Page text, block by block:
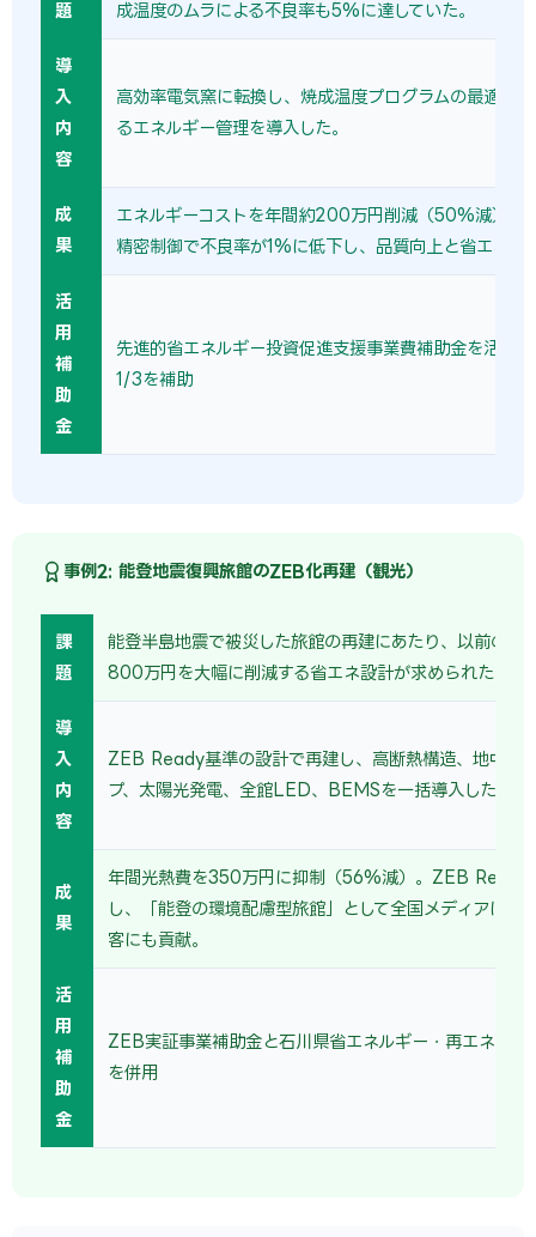
題
成温度のムラによる不良率も5%に達していた。
導
入
内
容
高効率電気窯に転換し、焼成温度プログラムの最適化
るエネルギー管理を導入した。
成
果
エネルギーコストを年間約200万円削減（50%減）。
精密制御で不良率が1%に低下し、品質向上と省エネを
活
用
補
助
金
先進的省エネルギー投資促進支援事業費補助金を活用
1/3を補助
事例2: 能登地震復興旅館のZEB化再建（観光）
課
題
能登半島地震で被災した旅館の再建にあたり、以前の年
800万円を大幅に削減する省エネ設計が求められた。
導
入
内
容
ZEB Ready基準の設計で再建し、高断熱構造、地中熱
プ、太陽光発電、全館LED、BEMSを一括導入した。
成
果
年間光熱費を350万円に抑制（56%減）。ZEB Ready
し、「能登の環境配慮型旅館」として全国メディアに取
客にも貢献。
活
用
補
助
金
ZEB実証事業補助金と石川県省エネルギー・再エネ設備
を併用